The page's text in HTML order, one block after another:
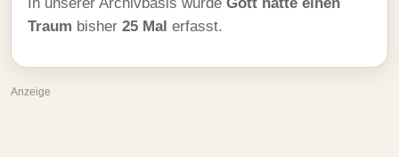
Traum bisher 25 Mal erfasst.
Anzeige